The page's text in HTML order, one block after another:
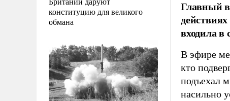
конституцию для великого
обмана
Главный
входила
В эфире
кто
подъехал
насильно